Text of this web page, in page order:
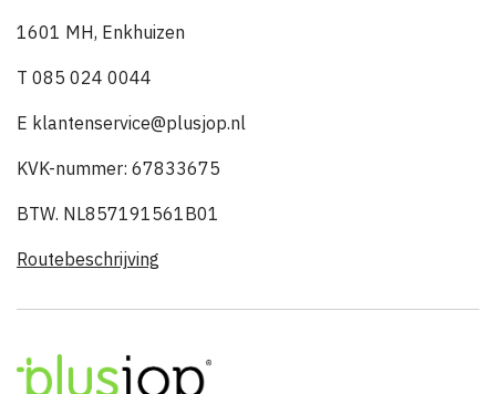
1601 MH, Enkhuizen
T 085 024 0044
E klantenservice@plusjop.nl
KVK-nummer: 67833675
BTW. NL857191561B01
Routebeschrijving